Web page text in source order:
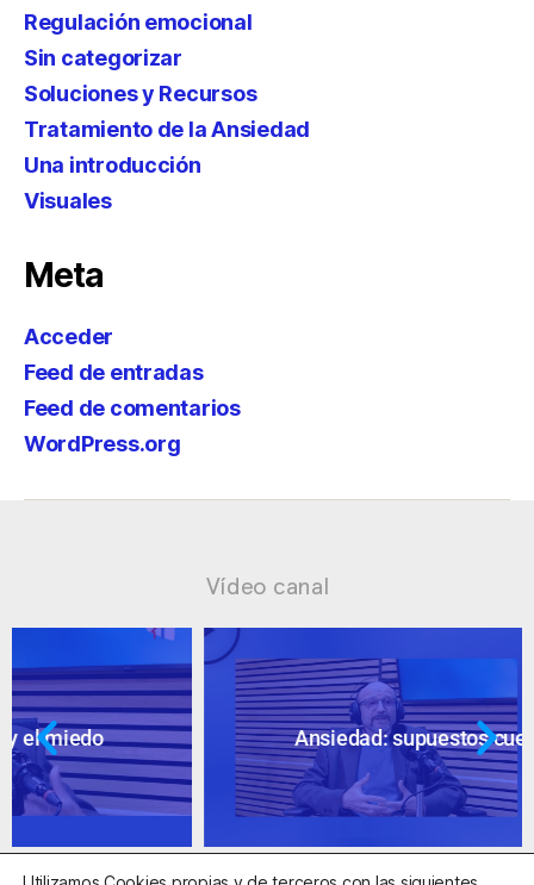
Regulación emocional
Sin categorizar
Soluciones y Recursos
Tratamiento de la Ansiedad
Una introducción
Visuales
Meta
Acceder
Feed de entradas
Feed de comentarios
WordPress.org
Vídeo canal
Ansiedad: supuestos cuestionables